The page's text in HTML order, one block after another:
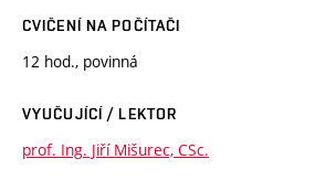
CVIČENÍ NA POČÍTAČI
12 hod., povinná
VYUČUJÍCÍ / LEKTOR
prof. Ing. Jiří Mišurec, CSc.